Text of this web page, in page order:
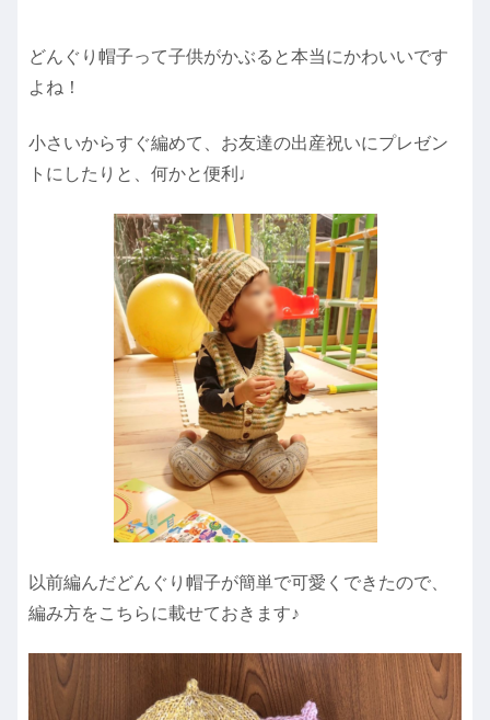
どんぐり帽子って子供がかぶると本当にかわいいです
よね！
小さいからすぐ編めて、お友達の出産祝いにプレゼン
トにしたりと、何かと便利♩
以前編んだどんぐり帽子が簡単で可愛くできたので、
編み方をこちらに載せておきます♪